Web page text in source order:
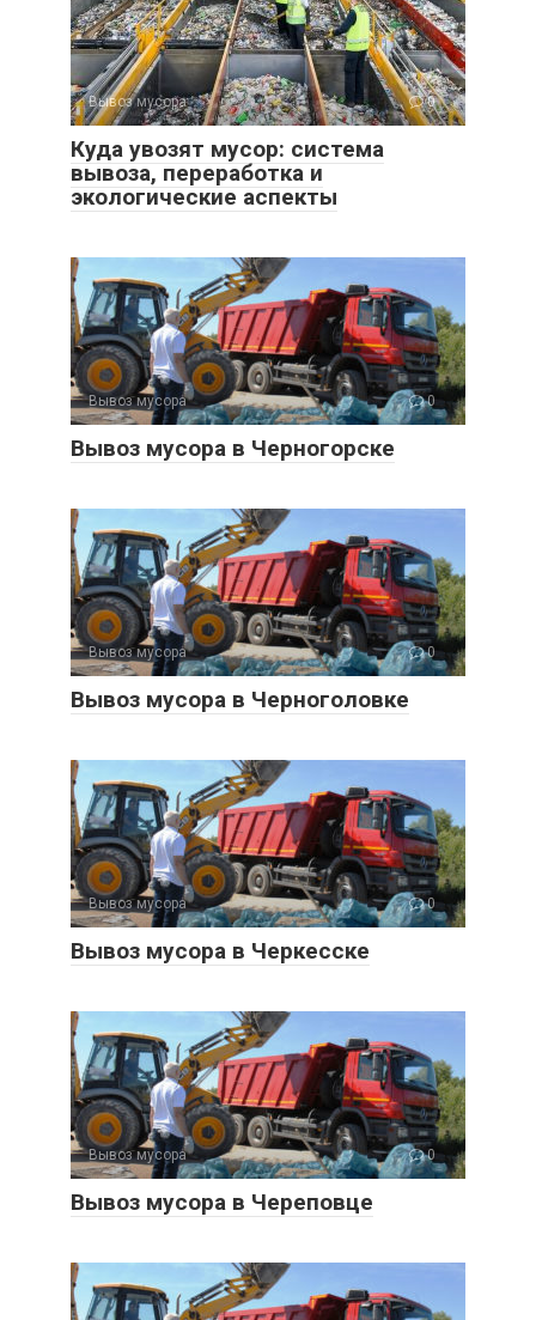
Вывоз мусора 0
Куда увозят мусор: система
вывоза, переработка и
экологические аспекты
Вывоз мусора 0
Вывоз мусора в Черногорске
Вывоз мусора 0
Вывоз мусора в Черноголовке
Вывоз мусора 0
Вывоз мусора в Черкесске
Вывоз мусора 0
Вывоз мусора в Череповце